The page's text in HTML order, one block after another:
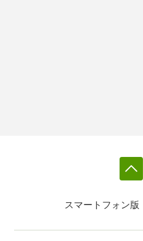
スマートフォン版